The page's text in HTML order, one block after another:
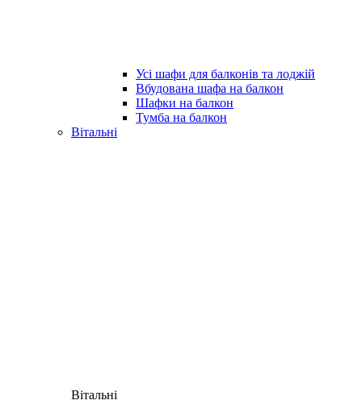
Усі шафи для балконів та лоджій
Вбудована шафа на балкон
Шафки на балкон
Тумба на балкон
Вітальні
Вітальні